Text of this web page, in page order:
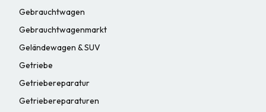
Gebrauchtwagen
Gebrauchtwagenmarkt
Geländewagen & SUV
Getriebe
Getriebereparatur
Getriebereparaturen